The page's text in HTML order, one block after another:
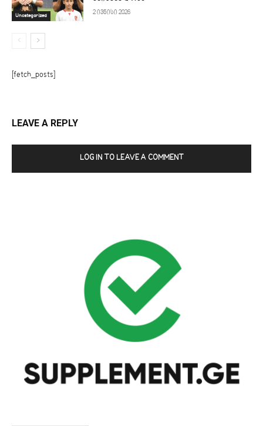
Uncategorized
2 ივნისი 2026
[fetch_posts]
LEAVE A REPLY
LOG IN TO LEAVE A COMMENT